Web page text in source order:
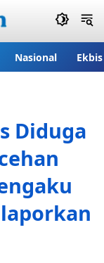
Nasional Ekbis
Diduga